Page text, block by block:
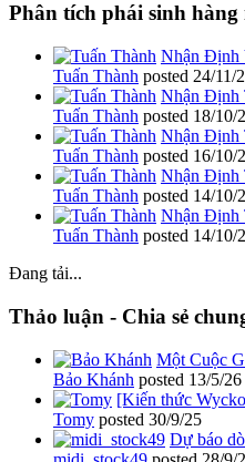
Phân tích phái sinh hàng
Nhận Định
Tuấn Thành posted 24/11/
Nhận Định
Tuấn Thành posted 18/10/
Nhận Định
Tuấn Thành posted 16/10/
Nhận Định
Tuấn Thành posted 14/10/
Nhận Định
Tuấn Thành posted 14/10/
Đang tải...
Thảo luận - Chia sẻ
Một Cuộc
Bảo Khánh posted 13/5/26
[Kiến thức
Tomy posted 30/9/25
Dự báo